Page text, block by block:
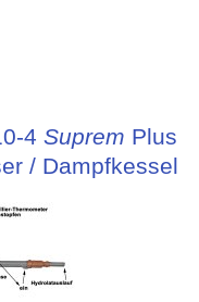
4 Suprem Plus
/ Dampfkessel